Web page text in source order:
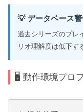
💡 データベース
過去シリーズのプレ
リオ理解度は低下す
🖥️ 動作環境プロ